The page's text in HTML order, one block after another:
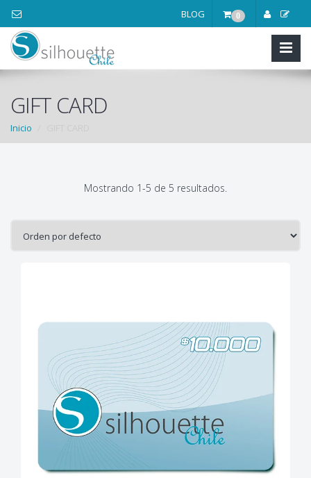
0
BLOG
GIFT CARD
Inicio
Mostrando 1-5 de 5 resultados.